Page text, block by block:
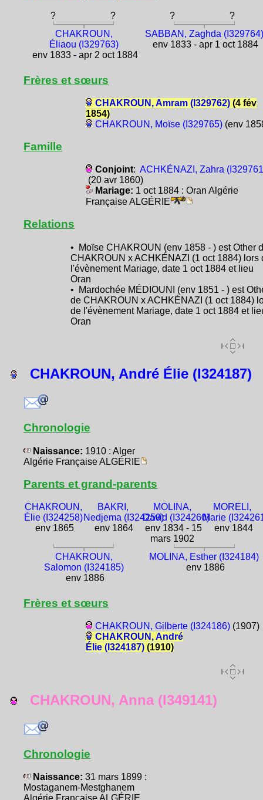
? ? ?
?
CHAKROUN,
Éliaou (I329763)
env 1833 - apr 2 oct 1884
SABBAN, Zaghda (I329764)
env 1833 - apr 1 oct 1884
Frères et sœurs
CHAKROUN, Amram (I329762)(4 fév
1854)
CHAKROUN, Moïse (I329765)(env
Famille
Conjoint: ACHKÉNAZI, Zahra
(20 avr 1860)
Mariage: 1 oct 1884 : Oran Algérie
Française ALGÉRIE
Relations
• Moïse CHAKROUN (env 1858 - ) est Other
CHAKROUN x ACHKÉNAZI (1 oct 1884) lors
l'évènement Mariage, date 1 oct 1884 et lieu
Oran
• Mardochée MÉDIOUNI (env 1851 - ) est
de CHAKROUN x ACHKÉNAZI (1 oct 1884)
de l'évènement Mariage, date 1 oct 1884 et
Oran
CHAKROUN, André Élie (I324187)
Chronologie
Naissance: 1910 : Alger
Algérie Française ALGÉRIE
Parents et grand-parents
CHAKROUN,
Élie (I324258)
env 1865
BAKRI,
Nedjema (I324259)
env 1864
MOLINA,
David (I324260)
env 1834 - 15
mars 1902
MORELI,
Marie
env 1844
CHAKROUN,
Salomon (I324185)
env 1886
MOLINA, Esther (I324184)
env 1886
Frères et sœurs
CHAKROUN, Gilberte (I324186)(1907)
CHAKROUN, André
Élie (I324187)(1910)
CHAKROUN, Anna (I349141)
Chronologie
Naissance: 31 mars 1899 :
Mostaganem-Mestghanem
Algérie Française ALGÉRIE